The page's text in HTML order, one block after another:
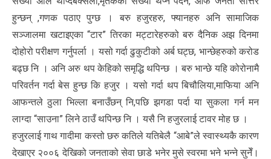
हुन्छन् ,गणक पठाए पुग्छ । बरु हजुरहरु, फ्यानहरु अनि सामाजिक
सञ्जालमा खटाइएका “टार” तिरका मट्टारेहरुको बरु दैनिक अझ दिनमा
दोहोरो परीक्षण गर्नुपर्ला । यसो गर्दा ढुकुटीको अर्ब घट्छ, भान्छेहरुको करोड
बढ्छ नि । अनि अरु थप केहिको समृद्धि थपिन्छ । बरु भान्छे यहि कोरोनामै
परिवर्तन गर्दा बेस हुन्छ कि हजुर । यसो गर्दा थप बिचौलिया,माफिया अनि
आफन्तले ठुला भिल्ला बनाउँछन् नि,पछि झगडा पर्दा या सुकला गर्न मन
लाग्दा “साउना” लिने ठाउँ थपिन्छ नि । यसै नि हजुरलाई टावर मोह छ ।
हजुरलाई गाथ गादीमा कस्तो छरु कतिले यतिबेलै “आबे”ले स्वास्थ्यकै कारण
देखाएर २००६ देखिको जनताको सेवा छाडे भनेर मुसे स्वरमा भने भन्ने सुनेँ।